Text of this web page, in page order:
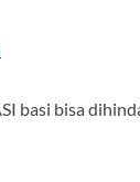
basi bisa